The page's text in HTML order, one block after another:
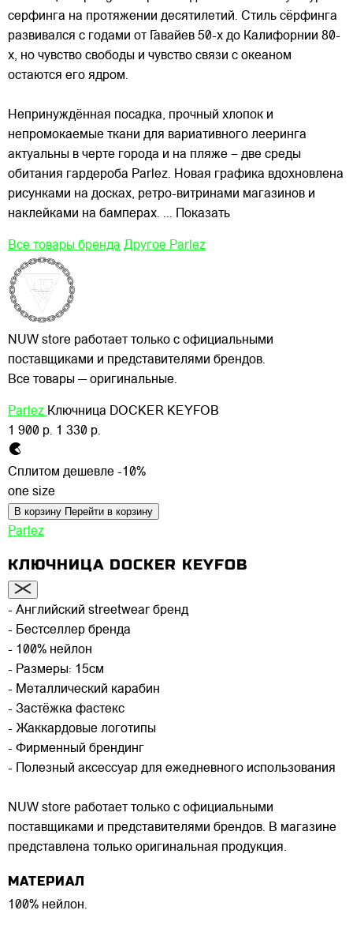
серфинга на протяжении десятилетий. Стиль сёрфинга
развивался с годами от Гавайев 50-х до Калифорнии 80-
х, но чувство свободы и чувство связи с океаном
остаются его ядром.
Непринуждённая посадка, прочный хлопок и
непромокаемые ткани для вариативного лееринга
актуальны в черте города и на пляже – две среды
обитания гардероба Parlez. Новая графика вдохновлена
рисунками на досках, ретро-витринами магазинов и
наклейками на бамперах. ... Показать
Все товары бренда Другое Parlez
NUW store работает только с официальными
поставщиками и представителями брендов.
Все товары — оригинальные.
Parlez Ключница DOCKER KEYFOB
1 900 р. 1 330 р.
Сплитом дешевле -10%
one size
В корзину Перейти в корзину
Parlez
КЛЮЧНИЦА DOCKER KEYFOB
- Английский streetwear бренд
- Бестселлер бренда
- 100% нейлон
- Размеры: 15см
- Металлический карабин
- Застёжка фастекс
- Жаккардовые логотипы
- Фирменный брендинг
- Полезный аксессуар для ежедневного использования
NUW store работает только с официальными
поставщиками и представителями брендов. В магазине
представлена только оригинальная продукция.
МАТЕРИАЛ
100% нейлон.